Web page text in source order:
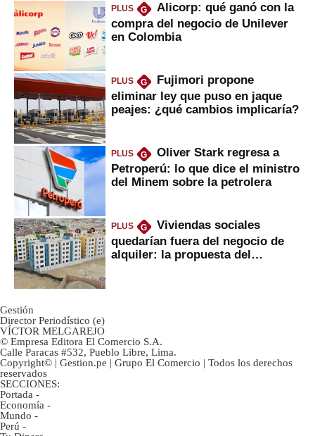
PLUS G
Alicorp: qué ganó con la
compra del negocio de Unilever
en Colombia
PLUS G
Fujimori propone
eliminar ley que puso en jaque
peajes: ¿qué cambios implicaría?
PLUS G
Oliver Stark regresa a
Petroperú: lo que dice el ministro
del Minem sobre la petrolera
PLUS G
Viviendas sociales
quedarían fuera del negocio de
alquiler: la propuesta del
Gestión
Director Periodístico (e)
VÍCTOR MELGAREJO
© Empresa Editora El Comercio S.A.
Calle Paracas #532, Pueblo Libre, Lima.
Copyright© | Gestion.pe | Grupo El Comercio | Todos los derechos
reservados
SECCIONES:
Portada -
Economía -
Mundo -
Perú -